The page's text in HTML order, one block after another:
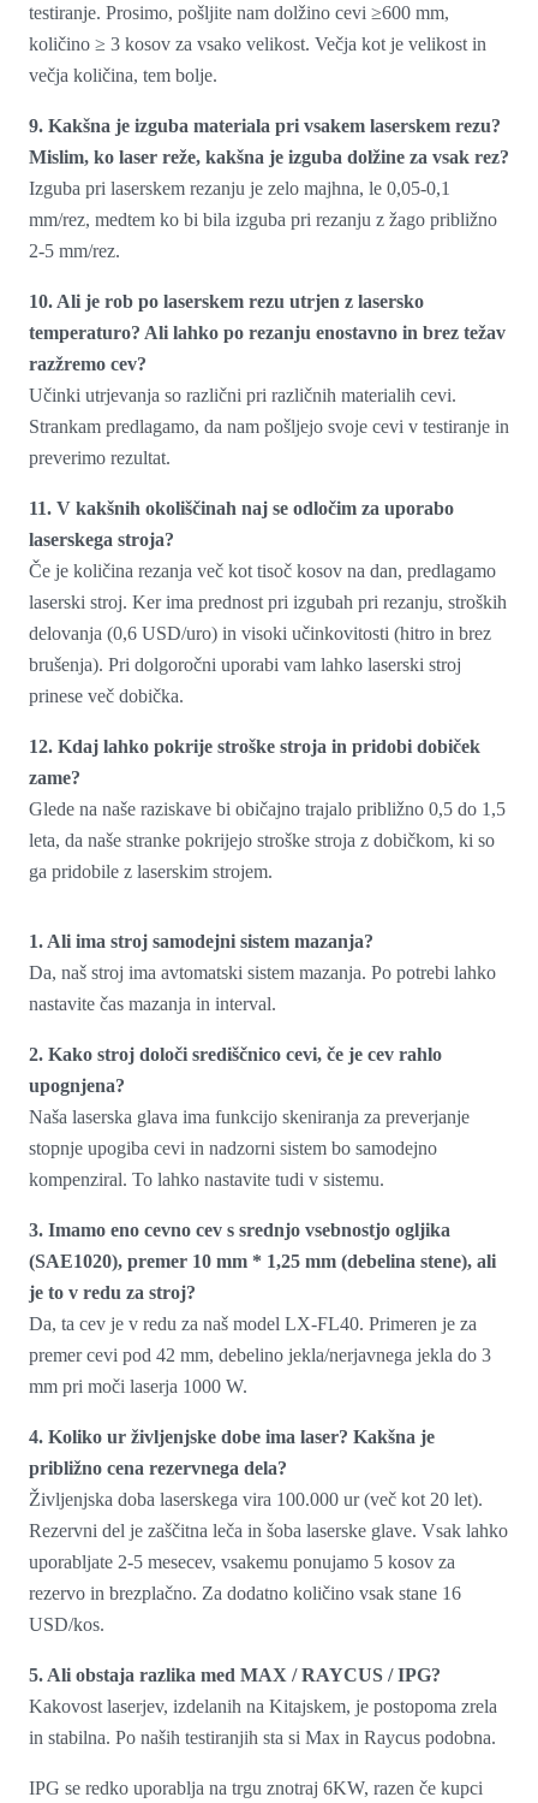
testiranje. Prosimo, pošljite nam dolžino cevi ≥600 mm,
količino ≥ 3 kosov za vsako velikost. Večja kot je velikost in
večja količina, tem bolje.
9. Kakšna je izguba materiala pri vsakem laserskem rezu?
Mislim, ko laser reže, kakšna je izguba dolžine za vsak rez?
Izguba pri laserskem rezanju je zelo majhna, le 0,05-0,1
mm/rez, medtem ko bi bila izguba pri rezanju z žago približno
2-5 mm/rez.
10. Ali je rob po laserskem rezu utrjen z lasersko
temperaturo? Ali lahko po rezanju enostavno in brez težav
razžremo cev?
Učinki utrjevanja so različni pri različnih materialih cevi.
Strankam predlagamo, da nam pošljejo svoje cevi v testiranje in
preverimo rezultat.
11. V kakšnih okoliščinah naj se odločim za uporabo
laserskega stroja?
Če je količina rezanja več kot tisoč kosov na dan, predlagamo
laserski stroj. Ker ima prednost pri izgubah pri rezanju, stroških
delovanja (0,6 USD/uro) in visoki učinkovitosti (hitro in brez
brušenja). Pri dolgoročni uporabi vam lahko laserski stroj
prinese več dobička.
12. Kdaj lahko pokrije stroške stroja in pridobi dobiček
zame?
Glede na naše raziskave bi običajno trajalo približno 0,5 do 1,5
leta, da naše stranke pokrijejo stroške stroja z dobičkom, ki so
ga pridobile z laserskim strojem.
1. Ali ima stroj samodejni sistem mazanja?
Da, naš stroj ima avtomatski sistem mazanja. Po potrebi lahko
nastavite čas mazanja in interval.
2. Kako stroj določi središčnico cevi, če je cev rahlo
upognjena?
Naša laserska glava ima funkcijo skeniranja za preverjanje
stopnje upogiba cevi in nadzorni sistem bo samodejno
kompenziral. To lahko nastavite tudi v sistemu.
3. Imamo eno cevno cev s srednjo vsebnostjo ogljika
(SAE1020), premer 10 mm * 1,25 mm (debelina stene), ali
je to v redu za stroj?
Da, ta cev je v redu za naš model LX-FL40. Primeren je za
premer cevi pod 42 mm, debelino jekla/nerjavnega jekla do 3
mm pri moči laserja 1000 W.
4. Koliko ur življenjske dobe ima laser? Kakšna je
približno cena rezervnega dela?
Življenjska doba laserskega vira 100.000 ur (več kot 20 let).
Rezervni del je zaščitna leča in šoba laserske glave. Vsak lahko
uporabljate 2-5 mesecev, vsakemu ponujamo 5 kosov za
rezervo in brezplačno. Za dodatno količino vsak stane 16
USD/kos.
5. Ali obstaja razlika med MAX / RAYCUS / IPG?
Kakovost laserjev, izdelanih na Kitajskem, je postopoma zrela
in stabilna. Po naših testiranjih sta si Max in Raycus podobna.
IPG se redko uporablja na trgu znotraj 6KW, razen če kupci